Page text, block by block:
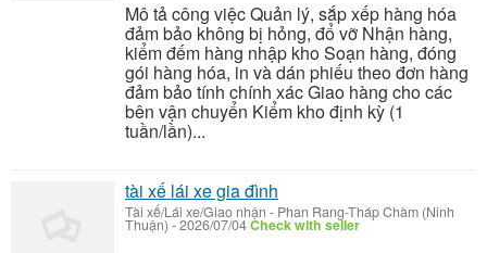
Mô tả công việc Quản lý, sắp xếp hàng hóa
đảm bảo không bị hỏng, đổ vỡ Nhận hàng,
kiểm đếm hàng nhập kho Soạn hàng, đóng
gói hàng hóa, in và dán phiếu theo đơn hàng
đảm bảo tính chính xác Giao hàng cho các
bên vận chuyển Kiểm kho định kỳ (1
tuần/lần)...
tài xế lái xe gia đình
Tài xế/Lái xe/Giao nhận - Phan Rang-Tháp Chàm (Ninh
Thuận) -2026/07/04Check with seller